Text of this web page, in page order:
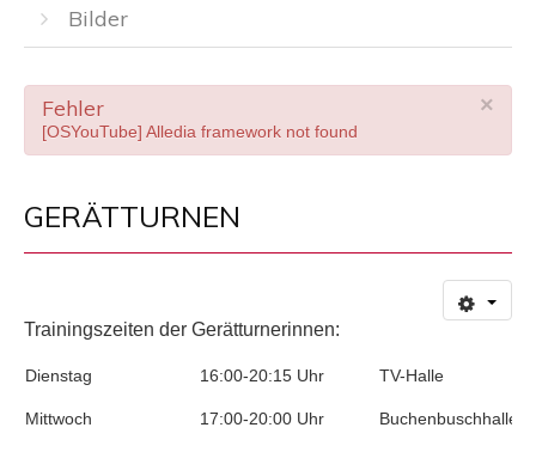
Bilder
×
Fehler
[OSYouTube] Alledia framework not found
GERÄTTURNEN
Trainingszeiten der Gerätturnerinnen:
Dienstag 16:00-20:15 Uhr TV-Halle
Mittwoch 17:00-20:00 Uhr Buchenbuschhalle